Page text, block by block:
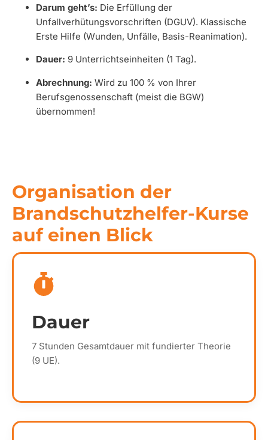
Darum geht’s: Die Erfüllung der
Unfallverhütungsvorschriften (DGUV). Klassische
Erste Hilfe (Wunden, Unfälle, Basis-Reanimation).
Dauer: 9 Unterrichtseinheiten (1 Tag).
Abrechnung: Wird zu 100 % von Ihrer
Berufsgenossenschaft (meist die BGW)
übernommen!
Organisation der
Brandschutzhelfer-Kurse
auf einen Blick
Dauer
7 Stunden Gesamtdauer mit fundierter Theorie
(9 UE).